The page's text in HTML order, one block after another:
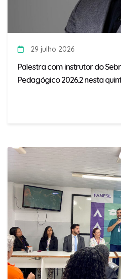
29 julho 2026
Palestra com instrutor do
Pedagógico 2026.2 nesta